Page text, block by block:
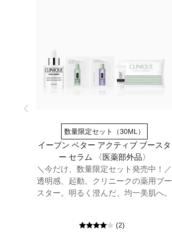
数量限定セット（30ML）
イーブン ベター アクティブ ブースタ
ー セラム​ 〈医薬部外品〉
＼今だけ、数量限定セット発売中！／
透明感、起動。クリニークの薬用ブー
スター。明るく澄んだ、均一美肌へ。
(2)